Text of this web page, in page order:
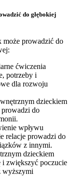
do głębokiej
może prowadzić do
ćwiczenia
potrzeby i
dla rozwoju
dzieckiem
prowadzi do
wpływu
relacje prowadzi do
z innymi.
dzieckiem
i zwiększyć poczucie
wyższymi